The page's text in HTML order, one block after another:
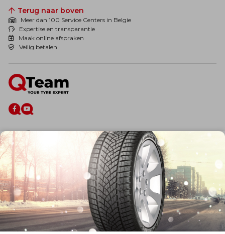
Terug naar boven
Meer dan 100 Service Centers in Belgie
Expertise en transparantie
Maak online afspraken
Veilig betalen
De firma
Wie zijn wij?
Blog
Onze dienstverlening
Banden
Velgen
Diensten
Afspraak Maken
Informatie over
Professionele voertuigen